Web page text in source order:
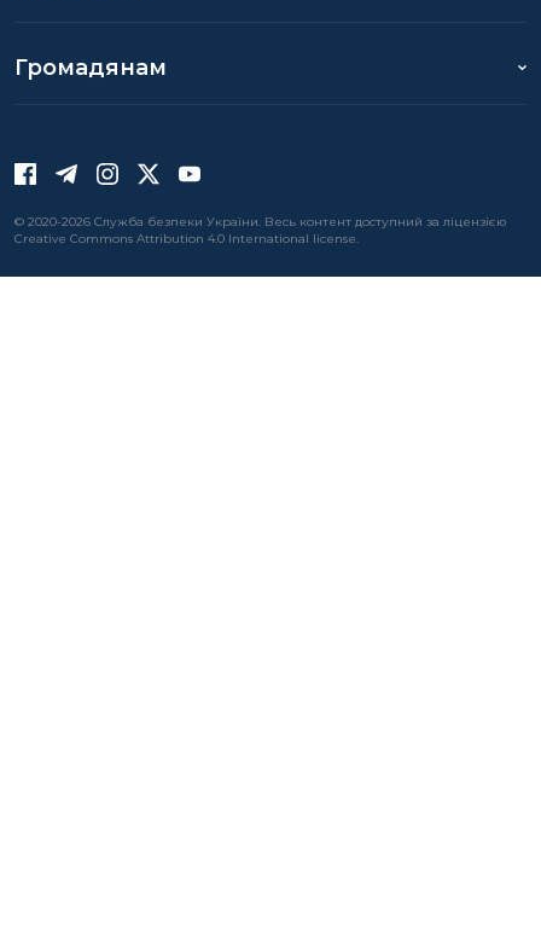
Громадянам
© 2020-2026 Служба безпеки України. Весь контент доступний за ліцензією
Creative Commons Attribution 4.0 International license.